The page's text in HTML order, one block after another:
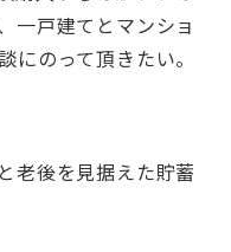
一戸建てとマンショ
にのって頂きたい。
老後を見据えた貯蓄